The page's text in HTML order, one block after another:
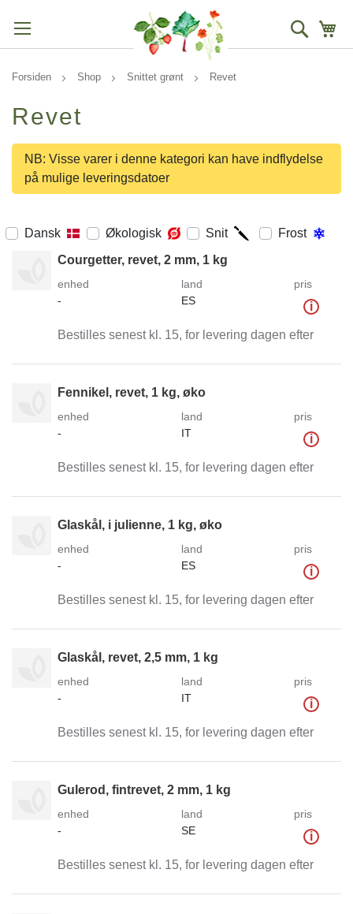
Søg
Forsiden Shop Snittet grønt Revet
Revet
NB: Visse varer i denne kategori kan have indflydelse
på mulige leveringsdatoer
Dansk Økologisk Snit
Frost
Courgetter, revet, 2 mm, 1 kg
enhed
-
land
ES
pris
i
Bestilles senest kl. 15, for levering dagen efter
Fennikel, revet, 1 kg, øko
enhed
-
land
IT
pris
i
Bestilles senest kl. 15, for levering dagen efter
Glaskål, i julienne, 1 kg, øko
enhed
-
land
ES
pris
i
Bestilles senest kl. 15, for levering dagen efter
Glaskål, revet, 2,5 mm, 1 kg
enhed
-
land
IT
pris
i
Bestilles senest kl. 15, for levering dagen efter
Gulerod, fintrevet, 2 mm, 1 kg
enhed
-
land
SE
pris
i
Bestilles senest kl. 15, for levering dagen efter